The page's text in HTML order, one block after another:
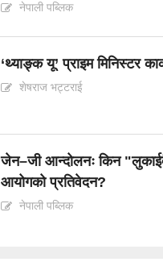
नेपाली पब्लिक
‘थ्याङ्क यू’ प्राइम मिनिस्टर
शेषराज भट्टराई
जेन–जी आन्दोलनः किन
आयोगको प्रतिवेदन?
नेपाली पब्लिक